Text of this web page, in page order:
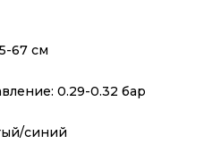
67 см
0.29-0.32 бар
синий